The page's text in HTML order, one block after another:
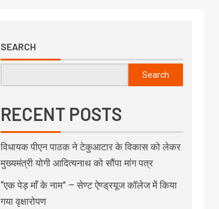
SEARCH
Search
RECENT POSTS
विधायक पीएन पाठक ने टेकुआटार के विकास को लेकर
मुख्यमंत्री योगी आदित्यनाथ को सौंपा मांग पत्र
“एक पेड़ माँ के नाम” – सेण्ट ऐण्ड्रयूज कॉलेज में किया
गया वृक्षारोपण